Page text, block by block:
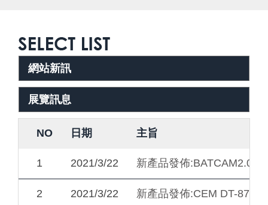
網站新訊
展覽訊息
NO 日期 主旨
1 2021/3/22 新產品發佈:BATCAM2.0
2 2021/3/22 新產品發佈:CEM DT-